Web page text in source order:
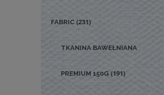
FABRIC (231)
TKANINA BAWEŁNIANA
PREMIUM 150G (191)